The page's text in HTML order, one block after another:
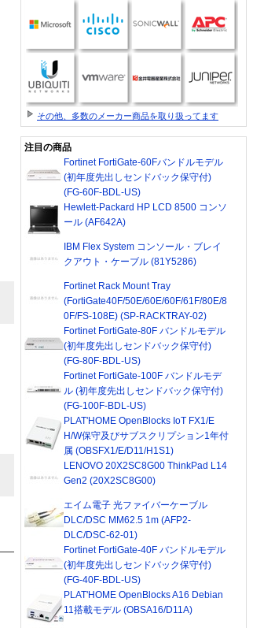
その他、多数のメーカー商品を取り扱ってます
注目の商品
Fortinet FortiGate-60Fバンドルモデル
(初年度先出しセンドバック保守付)
(FG-60F-BDL-US)
Hewlett-Packard HP LCD 8500 コンソ
ール (AF642A)
IBM Flex System コンソール・ブレイ
クアウト・ケーブル (81Y5286)
Fortinet Rack Mount Tray
(FortiGate40F/50E/60E/60F/61F/80E/8
0F/FS-108E) (SP-RACKTRAY-02)
Fortinet FortiGate-80F バンドルモデル
(初年度先出しセンドバック保守付)
(FG-80F-BDL-US)
Fortinet FortiGate-100F バンドルモデ
ル (初年度先出しセンドバック保守付)
(FG-100F-BDL-US)
PLAT'HOME OpenBlocks IoT FX1/E
H/W保守及びサブスクリプション1年付
属 (OBSFX1/E/D11/H1S1)
LENOVO 20X2SC8G00 ThinkPad L14
Gen2 (20X2SC8G00)
エイム電子 光ファイバーケーブル
DLC/DSC MM62.5 1m (AFP2-
DLC/DSC-62-01)
Fortinet FortiGate-40F バンドルモデル
(初年度先出しセンドバック保守付)
(FG-40F-BDL-US)
PLAT'HOME OpenBlocks A16 Debian
11搭載モデル (OBSA16/D11A)